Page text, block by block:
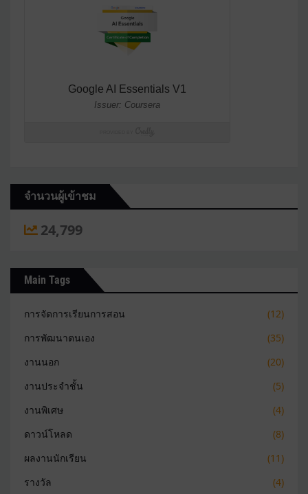
จำนวนผู้เข้าชม
24,799
Main Tags
การจัดการเรียนการสอน
(12)
การพัฒนาตนเอง
(35)
งานนอก
(20)
งานประจำชั้น
(5)
งานพิเศษ
(4)
ดาวน์โหลด
(8)
ผลงานนักเรียน
(11)
รางวัล
(4)